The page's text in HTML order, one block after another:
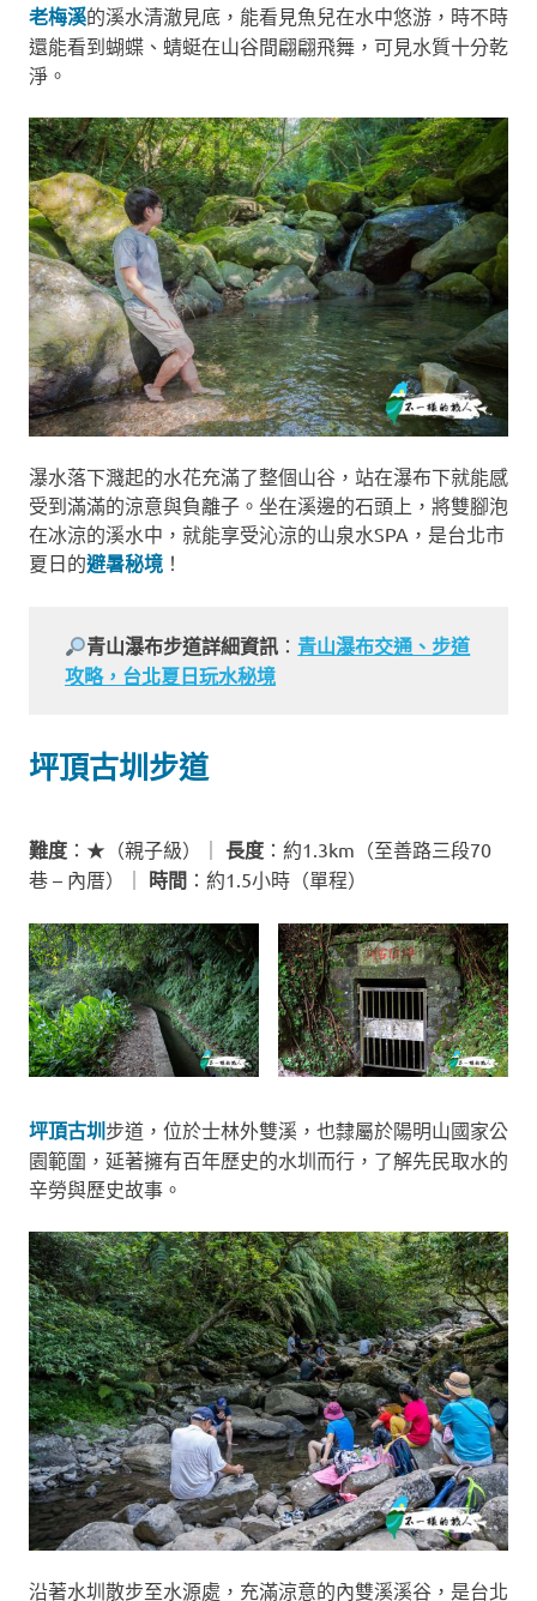
老梅溪的溪水清澈見底，能看見魚兒在水中悠游，時不時
還能看到蝴蝶、蜻蜓在山谷間翩翩飛舞，可見水質十分乾
淨。
瀑水落下濺起的水花充滿了整個山谷，站在瀑布下就能感
受到滿滿的涼意與負離子。坐在溪邊的石頭上，將雙腳泡
在冰涼的溪水中，就能享受沁涼的山泉水SPA，是台北市
夏日的避暑秘境 ！
青山瀑布步道詳細資訊 ： 青山瀑布交通、步道
攻略，台北夏日玩水秘境
坪頂古圳步道
難度 ：★（親子級）｜ 長度 ：約1.3km（至善路三段70
巷 – 內厝）｜ 時間 ：約1.5小時（單程）
坪頂古圳步道，位於士林外雙溪，也隸屬於陽明山國家公
園範圍，延著擁有百年歷史的水圳而行，了解先民取水的
辛勞與歷史故事。
沿著水圳散步至水源處，充滿涼意的內雙溪溪谷，是台北